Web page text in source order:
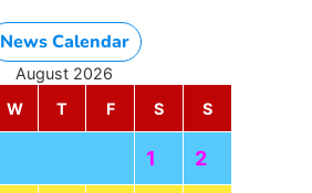
News Calendar
August 2026
W T F S S
1 2